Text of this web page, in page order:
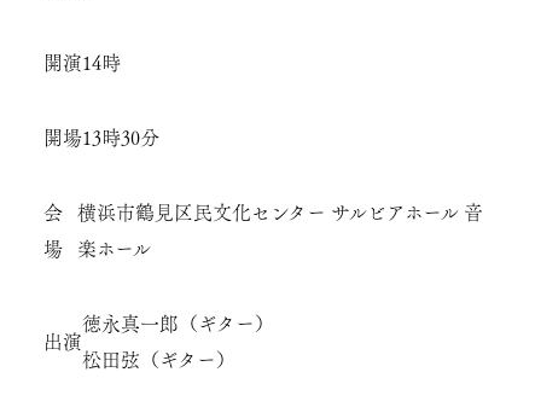
開演14時
開場13時30分
会
場
横浜市鶴見区民文化センター サルビアホール 音
楽ホール
出演
徳永真一郎（ギター）
松田弦（ギター）